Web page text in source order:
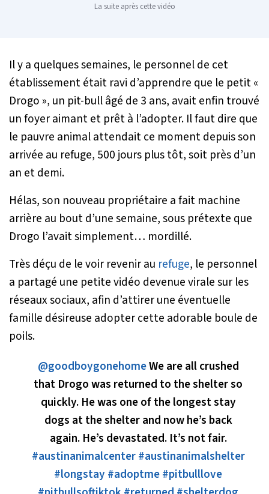
La suite après cette vidéo
Il y a quelques semaines, le personnel de cet
établissement était ravi d’apprendre que le petit «
Drogo », un pit-bull âgé de 3 ans, avait enfin trouvé
un foyer aimant et prêt à l’adopter. Il faut dire que
le pauvre animal attendait ce moment depuis son
arrivée au refuge, 500 jours plus tôt, soit près d’un
an et demi.
Hélas, son nouveau propriétaire a fait machine
arrière au bout d’une semaine, sous prétexte que
Drogo l’avait simplement… mordillé.
Très déçu de le voir revenir au refuge, le personnel
a partagé une petite vidéo devenue virale sur les
réseaux sociaux, afin d’attirer une éventuelle
famille désireuse adopter cette adorable boule de
poils.
@goodboygonehomeWe are all crushed
that Drogo was returned to the shelter so
quickly. He was one of the longest stay
dogs at the shelter and now he’s back
again. He’s devastated. It’s not fair.
#austinanimalcenter#austinanimalshelter
#longstay#adoptme#pitbulllove